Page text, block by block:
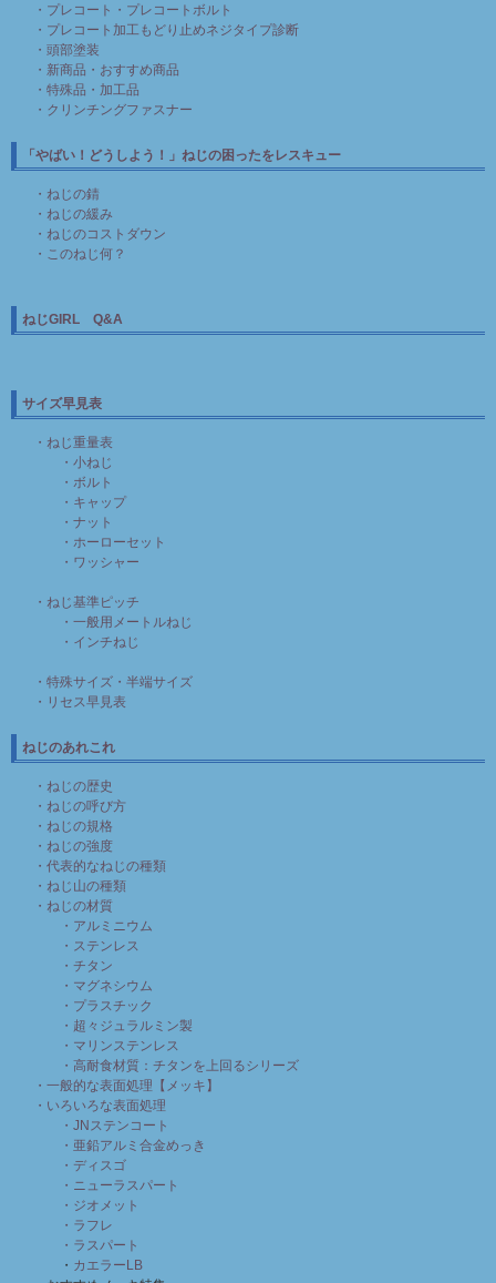
・プレコート・プレコートボルト
・プレコート加工もどり止めネジタイプ診断
・頭部塗装
・新商品・おすすめ商品
・特殊品・加工品
・クリンチングファスナー
「やばい！どうしよう！」ねじの困ったをレスキュー
・ねじの錆
・ねじの緩み
・ねじのコストダウン
・このねじ何？
ねじGIRL Q&A
サイズ早見表
・ねじ重量表
・小ねじ
・ボルト
・キャップ
・ナット
・ホーローセット
・ワッシャー
・ねじ基準ピッチ
・一般用メートルねじ
・インチねじ
・特殊サイズ・半端サイズ
・リセス早見表
ねじのあれこれ
・ねじの歴史
・ねじの呼び方
・ねじの規格
・ねじの強度
・代表的なねじの種類
・ねじ山の種類
・ねじの材質
・アルミニウム
・ステンレス
・チタン
・マグネシウム
・プラスチック
・超々ジュラルミン製
・マリンステンレス
・高耐食材質：チタンを上回るシリーズ
・一般的な表面処理【メッキ】
・いろいろな表面処理
・JNステンコート
・亜鉛アルミ合金めっき
・ディスゴ
・ニューラスパート
・ジオメット
・ラフレ
・ラスパート
・ カエラーLB